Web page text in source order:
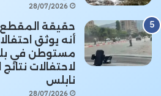
28/07/2026
حقيقة المقطع
أنه يوثق
مستوطن في
لاحتفالات
نابلس